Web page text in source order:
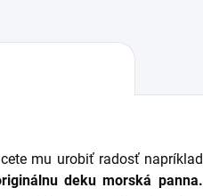
mu urobiť radosť napríklad
deku morská panna.